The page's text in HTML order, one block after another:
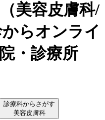
（美容皮膚科/
らオンライ
・診療所
診療科からさがす
美容皮膚科